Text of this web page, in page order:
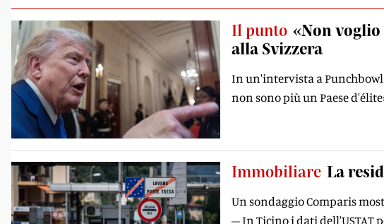
Il punto «Non
alla Svizzera
In un'intervista a
non sono più un Paese
Immobiliare La
Un sondaggio Comparis
– In Ticino i dati dell'USTAT